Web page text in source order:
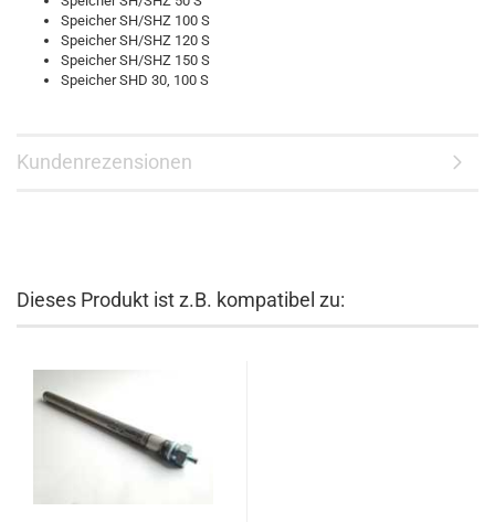
Speicher SH/SHZ 100 S
Speicher SH/SHZ 120 S
Speicher SH/SHZ 150 S
Speicher SHD 30, 100 S
Kundenrezensionen
Dieses Produkt ist z.B. kompatibel zu: